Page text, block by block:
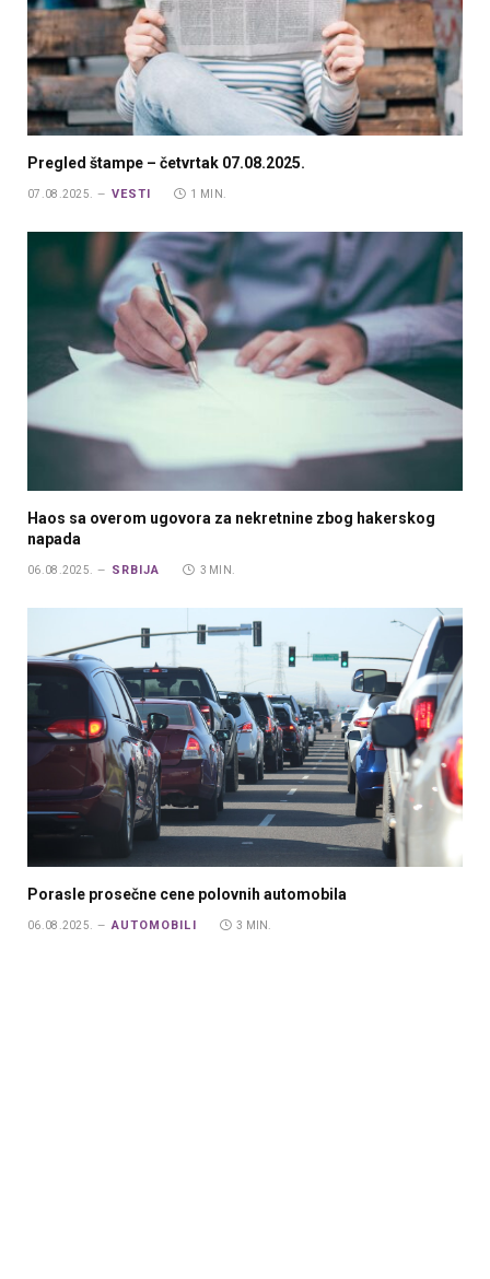
Pregled štampe – četvrtak 07.08.2025.
07.08.2025. VESTI 1 MIN.
Haos sa overom ugovora za nekretnine zbog hakerskog
napada
06.08.2025. SRBIJA 3 MIN.
Porasle prosečne cene polovnih automobila
06.08.2025. AUTOMOBILI 3 MIN.